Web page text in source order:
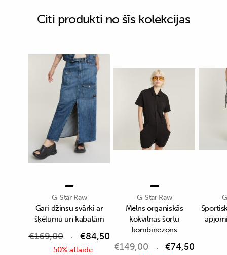
Citi produkti no šīs kolekcijas
G-Star Raw
Gari džinsu svārki ar
šķēlumu un kabatām
€169,00 €84,50
-50% atlaide
G-Star Raw
Melns organiskās
kokvilnas šortu
kombinezons
€149,00 €74,50